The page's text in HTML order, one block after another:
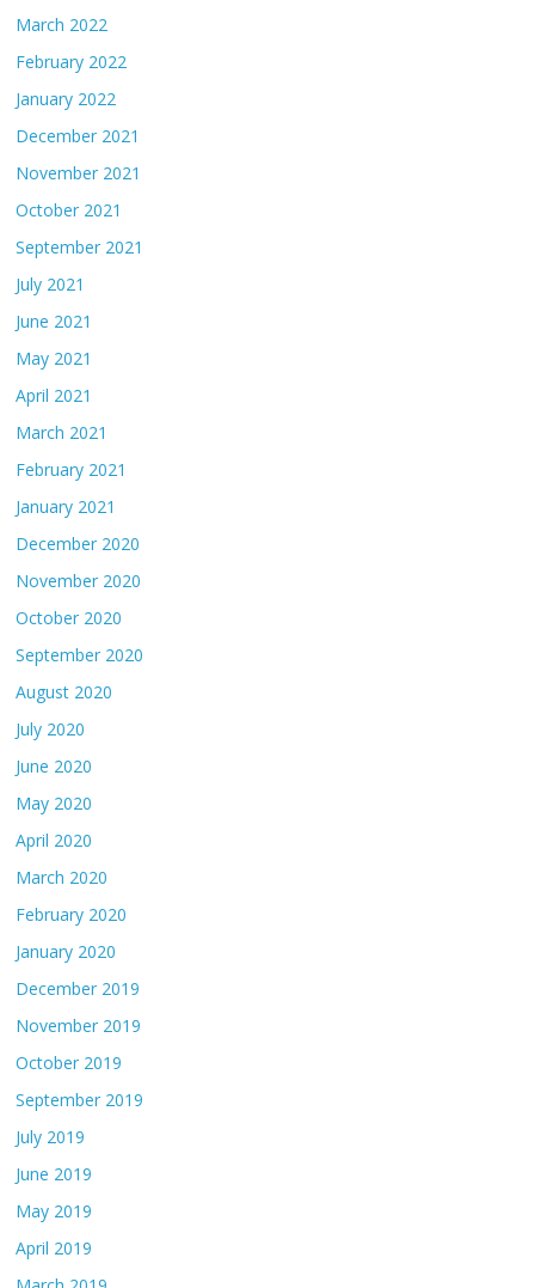
March 2022
February 2022
January 2022
December 2021
November 2021
October 2021
September 2021
July 2021
June 2021
May 2021
April 2021
March 2021
February 2021
January 2021
December 2020
November 2020
October 2020
September 2020
August 2020
July 2020
June 2020
May 2020
April 2020
March 2020
February 2020
January 2020
December 2019
November 2019
October 2019
September 2019
July 2019
June 2019
May 2019
April 2019